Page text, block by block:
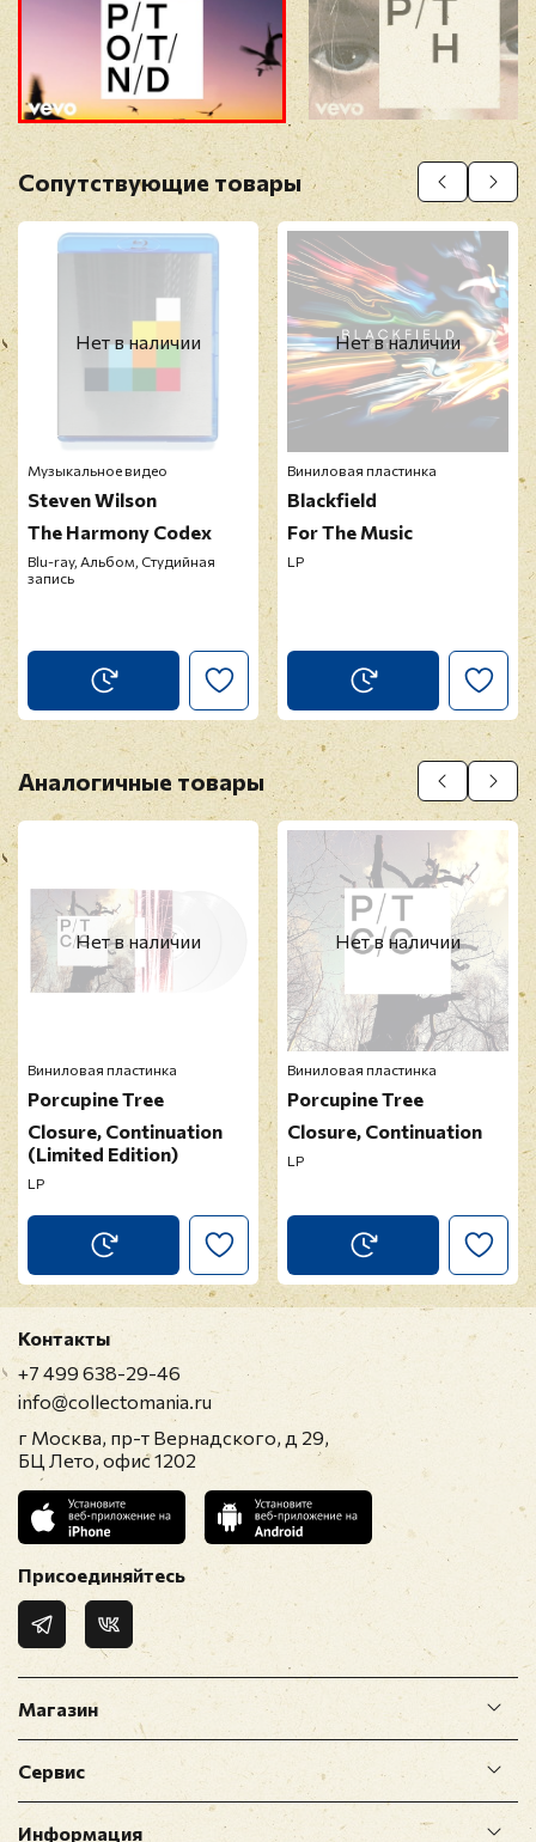
Прикрепить фото
Оставить отзыв
Перед публикацией отзывы проходят
модерацию
Сопутствующие товары
Нет в наличии
Музыкальное видео
Steven Wilson
The Harmony Codex
Blu-ray, Альбом, Студийная
запись
Нет в наличии
Виниловая пластинка
Blackfield
For The Music
LP
Аналогичные товары
Нет в наличии
Виниловая пластинка
Porcupine Tree
Closure, Continuation
(Limited Edition)
LP
Нет в наличии
Виниловая пластинка
Porcupine Tree
Closure, Continuation
LP
Магазин
Сервис
Информация
Контакты
+7 499 638-29-46
info@collectomania.ru
г Москва, пр-т Вернадского, д 29,
БЦ Лето, офис 1202
Присоединяйтесь